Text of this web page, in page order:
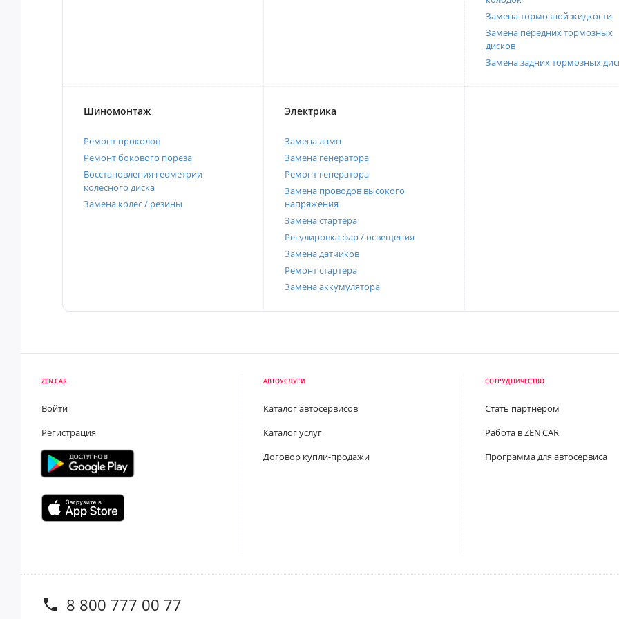
Замена тормозной жидкости
Замена передних тормозных
дисков
Замена задних тормозных
Шиномонтаж
Ремонт проколов
Ремонт бокового пореза
Восстановления геометрии
колесного диска
Замена колес / резины
Электрика
Замена ламп
Замена генератора
Ремонт генератора
Замена проводов высокого
напряжения
Замена стартера
Регулировка фар / освещения
Замена датчиков
Ремонт стартера
Замена аккумулятора
ZEN.CAR
Войти
Регистрация
АВТОУСЛУГИ
Каталог автосервисов
Каталог услуг
Договор купли-продажи
СОТРУДНИЧЕСТВО
Стать партнером
Работа в ZEN.CAR
Программа для автосервиса
8 800 777 00 77